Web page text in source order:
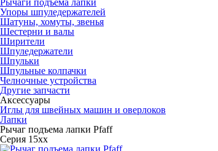
Рычаги подъема лапки
Упоры шпуледержателей
Шатуны, хомуты, звенья
Шестерни и валы
Ширители
Шпуледержатели
Шпульки
Шпульные колпачки
Челночные устройства
Другие запчасти
Аксессуары
Иглы для швейных машин и оверлоков
Лапки
Рычаг подъема лапки Pfaff
Серия 15хх